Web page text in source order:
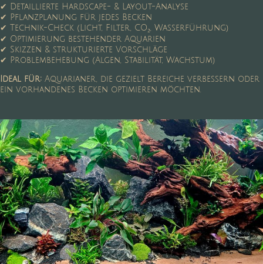
✔ Detaillierte Hardscape- & Layout-Analyse
✔ Pflanzplanung für jedes Becken
✔ Technik-Check (Licht, Filter, CO₂, Wasserführung)
✔ Optimierung bestehender Aquarien
✔ Skizzen & strukturierte Vorschläge
✔ Problembehebung (Algen, Stabilität, Wachstum)
Ideal für: Aquarianer, die gezielt Bereiche verbessern oder
ein vorhandenes Becken optimieren möchten.